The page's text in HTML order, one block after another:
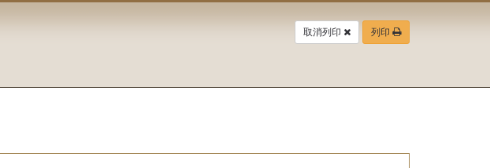
取消列印 列印